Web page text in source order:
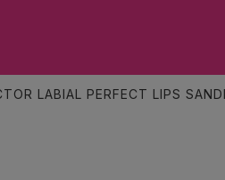
LABIAL PERFECT LIPS